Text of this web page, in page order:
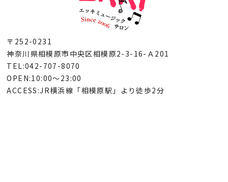
〒252-0231
神奈川県相模原市中央区相模原2-3-16-Ａ201
TEL:042-707-8070
OPEN:10:00～23:00
ACCESS:JR横浜線「相模原駅」より徒歩2分